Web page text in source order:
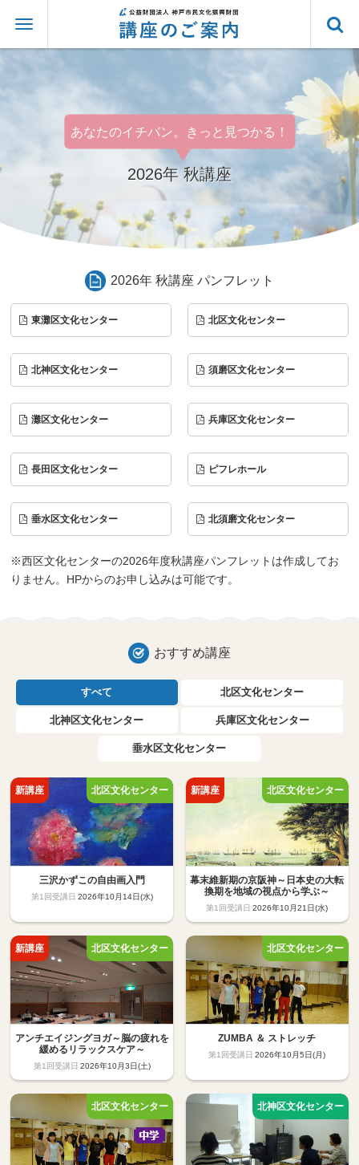
あなたのイチバン。きっと見つかる！
2026年 秋講座
2026年 秋講座 パンフレット
東灘区文化センター 北区文化センター
北神区文化センター 須磨区文化センター
灘区文化センター 兵庫区文化センター
長田区文化センター ピフレホール
垂水区文化センター 北須磨文化センター
※西区文化センターの2026年度秋講座パンフレットは作成してお
りません。HPからのお申し込みは可能です。
おすすめ講座
すべて 北区文化センター
北神区文化センター 兵庫区文化センター
垂水区文化センター
三沢かずこの自由画入門
2026年10月14日(水)
幕末維新期の京阪神～日本史の大転
換期を地域の視点から学ぶ～
2026年10月21日(水)
アンチエイジングヨガ～脳の疲れを
緩めるリラックスケア～
2026年10月3日(土)
ZUMBA ＆ ストレッチ
2026年10月5日(月)